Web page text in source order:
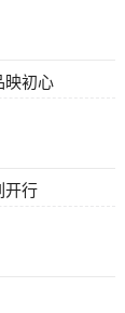
映初心
开行